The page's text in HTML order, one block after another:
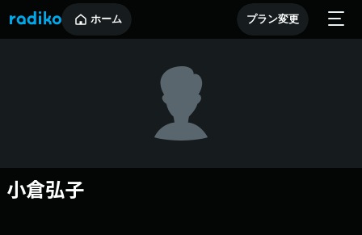
ホーム プラン変更
小倉弘子